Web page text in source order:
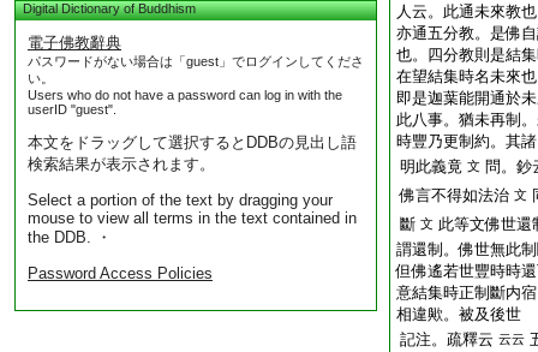
Digital Dictionary of Buddhism
電子佛教辭典
パスワードがない場合は「guest」でログインしてくださ
い。
Users who do not have a password can log in with the
userID "guest".
本文をドラッグして選択するとDDBの見出し語
検索結果が表示されます。
Select a portion of the text by dragging your
mouse to view all terms in the text contained in
the DDB. ・
Password Access Policies
人云。此通未來教
亦通五分教。是佛
也。四分教則是結
在望結集時名未來
即是迦葉能開通於
此八事。猶未再制
時豐乃更制約。其
明此義竟 文 問。鈔
佛言不得如法治 文
斷 文 此等文佛世還
謂還制。佛世無此
但佛遙若世豐時時
意結集時正制斷内
相違歟。被及後世
記注。疏釋云 云云